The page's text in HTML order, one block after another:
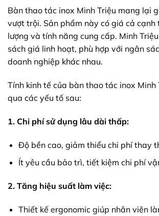
Bàn thao tác inox Minh Triệu mang lại
vượt trội. Sản phẩm này có giá cả cạnh
lượng và tính năng cung cấp. Minh
sách giá linh hoạt, phù hợp với ngân
doanh nghiệp khác nhau.
Tính kinh tế của bàn thao tác inox Minh
qua các yếu tố sau:
1. Chi phí sử dụng lâu dài thấp:
Độ bền cao, giảm thiểu chi phí thay
Ít yêu cầu bảo trì, tiết kiệm chi phí
2. Tăng hiệu suất làm việc:
Thiết kế ergonomic giúp nhân viên